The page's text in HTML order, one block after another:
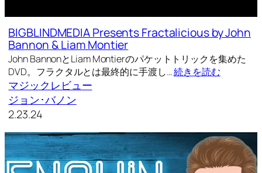
BIGBLINDMEDIA Presents Fractalicious by John
Bannon & Liam Montier
John BannonとLiam Montierのパケットトリックを集めた
DVD。フラクタルとは最終的に手渡し…続きを読む
マジックレビュー
ジョン･バノン
2.23.24